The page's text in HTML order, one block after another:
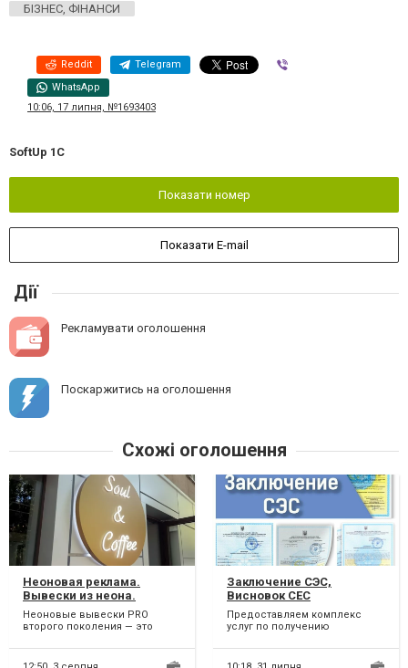
БІЗНЕС, ФІНАНСИ
Reddit Telegram
WhatsApp
10:06, 17 липня, №1693403
SoftUp 1C
Показати номер
Показати E-mail
Дії
Рекламувати оголошення
Поскаржитись на оголошення
Схожі оголошення
Неоновая реклама.
Вывески из неона.
Неоновые надписи.
Объёмные буквы.
Неоновые вывески PRO
второго поколения — это
стандарт в индустрии
наружной рекла...
Заключение СЭС,
Висновок СЕС
Предоставляем комплекс
услуг по получению
эпидемиологического
заключения